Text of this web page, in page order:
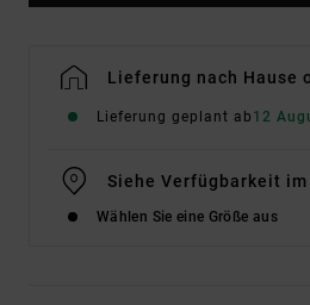
Lieferung nach Hause
Lieferung geplant ab 12
Siehe Verfügbarkeit im
Wählen Sie eine Größe aus